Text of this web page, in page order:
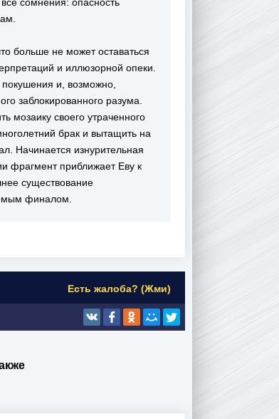
больше не может оставаться
и иллюзорной опеки.
и, возможно,
заблокированного разума.
мозаику своего утраченного
брак и вытащить на
Начинается изнурительная
фрагмент приближает Еву к
существование
финалом.
Есть жалоба? (Жми)